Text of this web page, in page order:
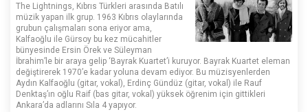
The Lightnings, Kıbrıs Türkleri arasında Batılı
müzik yapan ilk grup. 1963 Kıbrıs olaylarında
grubun çalışmaları sona eriyor ama,
Kalfaoğlu ile Gürsoy bu kez mücahitler
bünyesinde Ersin Örek ve Süleyman
İbrahim’le bir araya gelip ‘Bayrak Kuartet’i kuruyor. Bayrak Kuartet eleman
değiştirerek 1970’e kadar yoluna devam ediyor. Bu müzisyenlerden
Aydın Kalfaoğlu (gitar, vokal), Erdinç Gündüz (gitar, vokal) ile Rauf
Denktaş’ın oğlu Raif (bas gitar, vokal) yüksek öğrenim için gittikleri
Ankara’da adlarını Sıla 4 yapıyor.